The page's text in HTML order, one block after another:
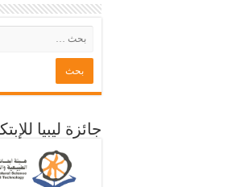
جائزة ليبيا